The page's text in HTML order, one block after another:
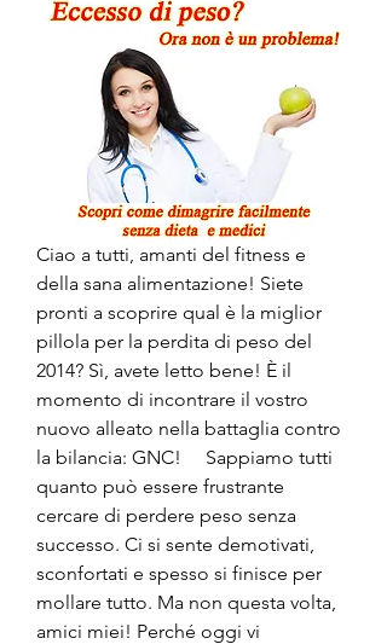
Ciao a tutti, amanti del fitness e
della sana alimentazione! Siete
pronti a scoprire qual è la miglior
pillola per la perdita di peso del
2014? Sì, avete letto bene! È il
momento di incontrare il vostro
nuovo alleato nella battaglia contro
la bilancia: GNC!     Sappiamo tutti
quanto può essere frustrante
cercare di perdere peso senza
successo. Ci si sente demotivati,
sconfortati e spesso si finisce per
mollare tutto. Ma non questa volta,
amici miei! Perché oggi vi